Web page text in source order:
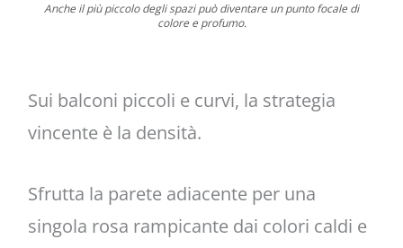
Anche il più piccolo degli spazi può diventare un punto focale di
colore e profumo.
Sui balconi piccoli e curvi, la strategia
vincente è la densità.
Sfrutta la parete adiacente per una
singola rosa rampicante dai colori caldi e